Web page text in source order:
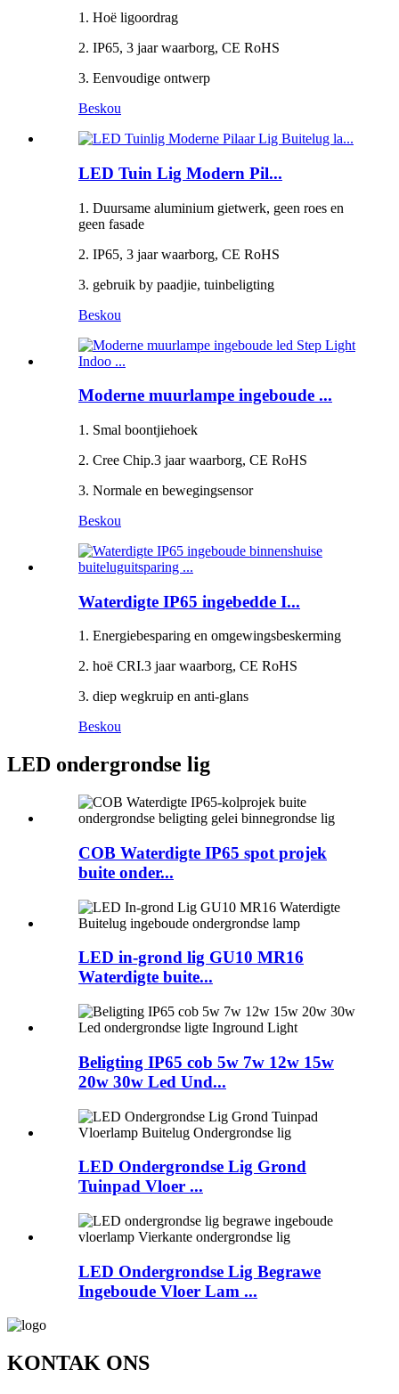
1. Hoë ligoordrag
2. IP65, 3 jaar waarborg, CE RoHS
3. Eenvoudige ontwerp
Beskou
LED Tuin Lig Modern Pil...
1. Duursame aluminium gietwerk, geen roes en
geen fasade
2. IP65, 3 jaar waarborg, CE RoHS
3. gebruik by paadjie, tuinbeligting
Beskou
Moderne muurlampe ingeboude ...
1. Smal boontjiehoek
2. Cree Chip.3 jaar waarborg, CE RoHS
3. Normale en bewegingsensor
Beskou
Waterdigte IP65 ingebedde I...
1. Energiebesparing en omgewingsbeskerming
2. hoë CRI.3 jaar waarborg, CE RoHS
3. diep wegkruip en anti-glans
Beskou
LED ondergrondse lig
COB Waterdigte IP65 spot projek
buite onder...
LED in-grond lig GU10 MR16
Waterdigte buite...
Beligting IP65 cob 5w 7w 12w 15w
20w 30w Led Und...
LED Ondergrondse Lig Grond
Tuinpad Vloer ...
LED Ondergrondse Lig Begrawe
Ingeboude Vloer Lam ...
KONTAK ONS